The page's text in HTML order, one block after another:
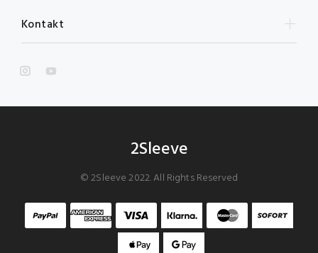
Kontakt
2Sleeve
© 2Sleeve 2022. All Rights Reserved